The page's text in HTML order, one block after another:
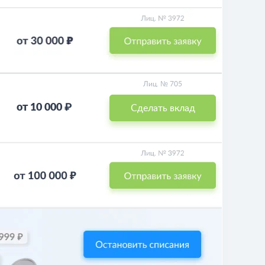
от 10 000 ₽
Лиц. № 705
Сделать вклад